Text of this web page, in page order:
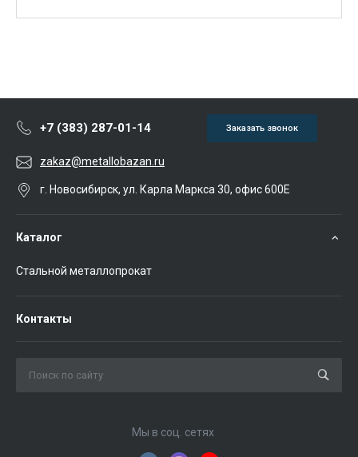
+7 (383) 287-01-14 Заказать звонок
zakaz@metallobazan.ru
г. Новосибирск, ул. Карла Маркса 30, офис 600Е
Каталог
Стальной металлопрокат
Контакты
Мы в соц. сетях